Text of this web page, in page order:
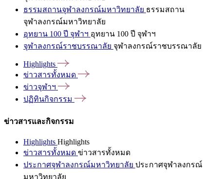
ธรรมสถานจุฬาลงกรณ์มหาวิทยาลัย ธรรมสถาน
จุฬาลงกรณ์มหาวิทยาลัย
อุทยาน 100 ปี จุฬาฯ อุทยาน 100 ปี จุฬาฯ
จุฬาลงกรณ์ราชบรรณาลัย จุฬาลงกรณ์ราชบรรณาลัย
Highlights
ข่าวสารทั้งหมด
ข่าวจุฬาฯ
ปฏิทินกิจกรรม
ข่าวสารและกิจกรรม
Highlights Highlights
ข่าวสารทั้งหมด ข่าวสารทั้งหมด
ประกาศจุฬาลงกรณ์มหาวิทยาลัย ประกาศจุฬาลงกรณ์
มหาวิทยาลัย